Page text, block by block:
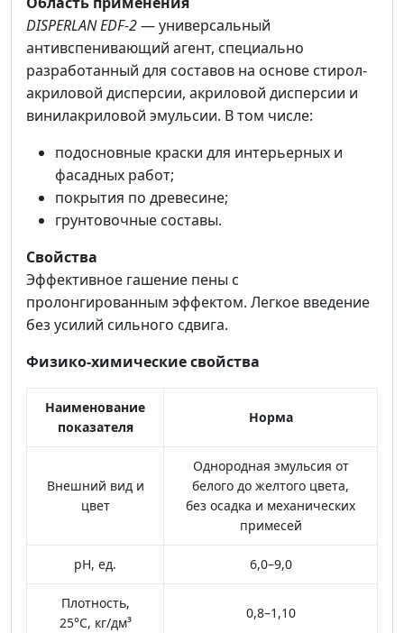
DISPERLAN EDF-2— универсальный
антивспенивающий агент, специально
разработанный для составов на основе стирол-
акриловой дисперсии, акриловой дисперсии и
винилакриловой эмульсии. В том числе:
подосновные краски для интерьерных и
фасадных работ;
покрытия по древесине;
грунтовочные составы.
Свойства
Эффективное гашение пены с
пролонгированным эффектом. Легкое введение
без усилий сильного сдвига.
Физико-химические свойства
Наименование
показателя
Норма
Внешний вид и
цвет
Однородная эмульсия от
белого до желтого цвета,
без осадка и механических
примесей
pH, ед. 6,0–9,0
Плотность,
25°С, кг/дм³
0,8–1,10